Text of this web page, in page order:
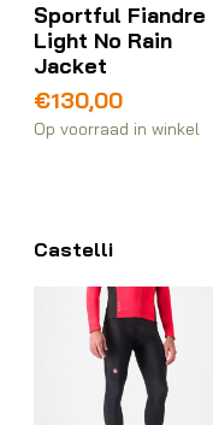
Sportful Fiandre
Light No Rain
Jacket
€130,00
Op voorraad in winkel
Castelli